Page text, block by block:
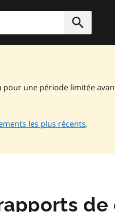
pour une période limitée
les plus récents.